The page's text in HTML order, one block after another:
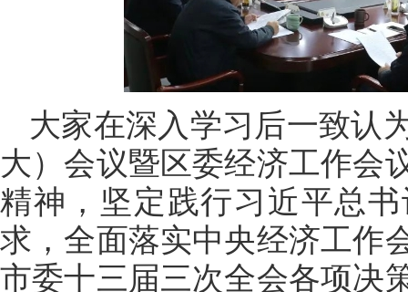
大家在深入学习后一致认
大）会议暨区委经济工作会
精神，坚定践行习近平总
求，全面落实中央经济工作
市委十三届三次全会各项决